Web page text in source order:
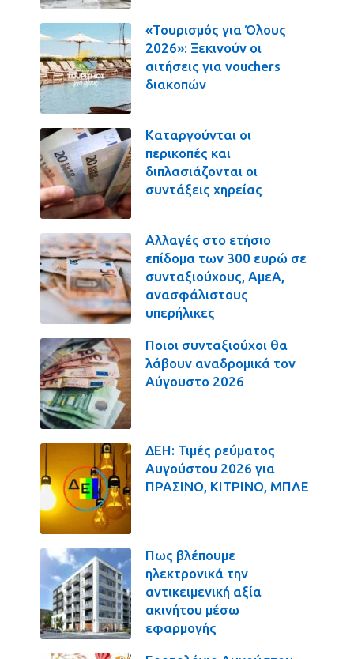
«Τουρισμός για Όλους
2026»: Ξεκινούν οι
αιτήσεις για vouchers
διακοπών
Καταργούνται οι
περικοπές και
διπλασιάζονται οι
συντάξεις χηρείας
Αλλαγές στο ετήσιο
επίδομα των 300 ευρώ σε
συνταξιούχους, ΑμεΑ,
ανασφάλιστους
υπερήλικες
Ποιοι συνταξιούχοι θα
λάβουν αναδρομικά τον
Αύγουστο 2026
ΔΕΗ: Τιμές ρεύματος
Αυγούστου 2026 για
ΠΡΑΣΙΝΟ, ΚΙΤΡΙΝΟ, ΜΠΛΕ
Πως βλέπουμε
ηλεκτρονικά την
αντικειμενική αξία
ακινήτου μέσω
εφαρμογής